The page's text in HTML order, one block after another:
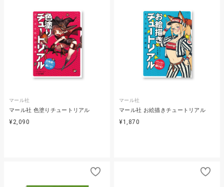
マール社
マール社 色塗りチュートリアル
¥2,090
マール社
マール社 お絵描きチュートリアル
¥1,870